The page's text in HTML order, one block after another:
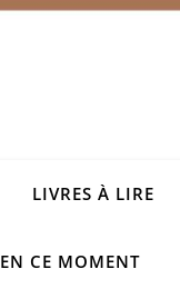
LIVRES À LIRE
EN CE MOMENT